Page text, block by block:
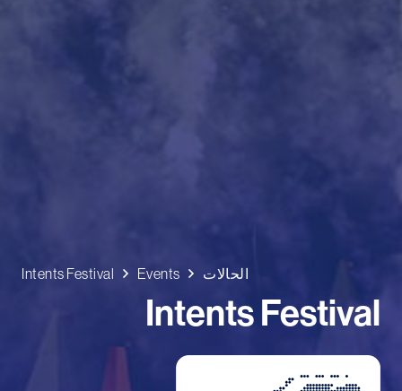
الحالات Events
Intents Festival
Intents Festival